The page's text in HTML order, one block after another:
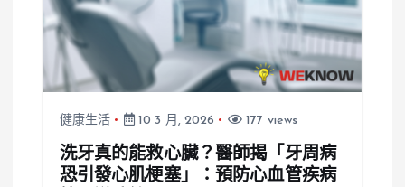
健康生活 10 3 月, 2026 177 views
洗牙真的能救心臟？醫師揭「牙周病
恐引發心肌梗塞」：預防心血管疾病